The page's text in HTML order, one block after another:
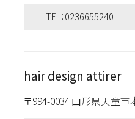
TEL：0236655240
hair design attirer
〒994-0034 山形県天童